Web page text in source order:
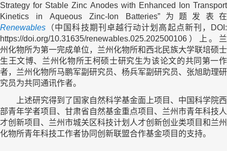
Strategy for Stable Zinc Anodes with Enhanced Ion Transport
Kinetics in Aqueous Zinc-Ion Batteries”为题发表在
Renewables （中国科技期刊卓越行动计划高起点新刊，DOI:
https://doi.org/10.31635/renewables.025.202500106）上。兰
州化物所为第一完成单位，兰州化物所和西北民族大学联培硕士
生王文博、兰州化物所王柯硕士研究生为该论文的共同第一作
者，兰州化物所马鹏军副研究员、杨兵军副研究员、张旭助理研
究员为共同通讯作者。
上述研究得到了国家自然科学基金面上项目、中国科学院西
部青年学者项目、甘肃省自然基金重点项目、兰州市青年科技人
才创新项目、兰州市城关区科技计划人才创新创业类项目和兰州
化物所青年科技工作者协同创新联盟合作基金项目的支持。